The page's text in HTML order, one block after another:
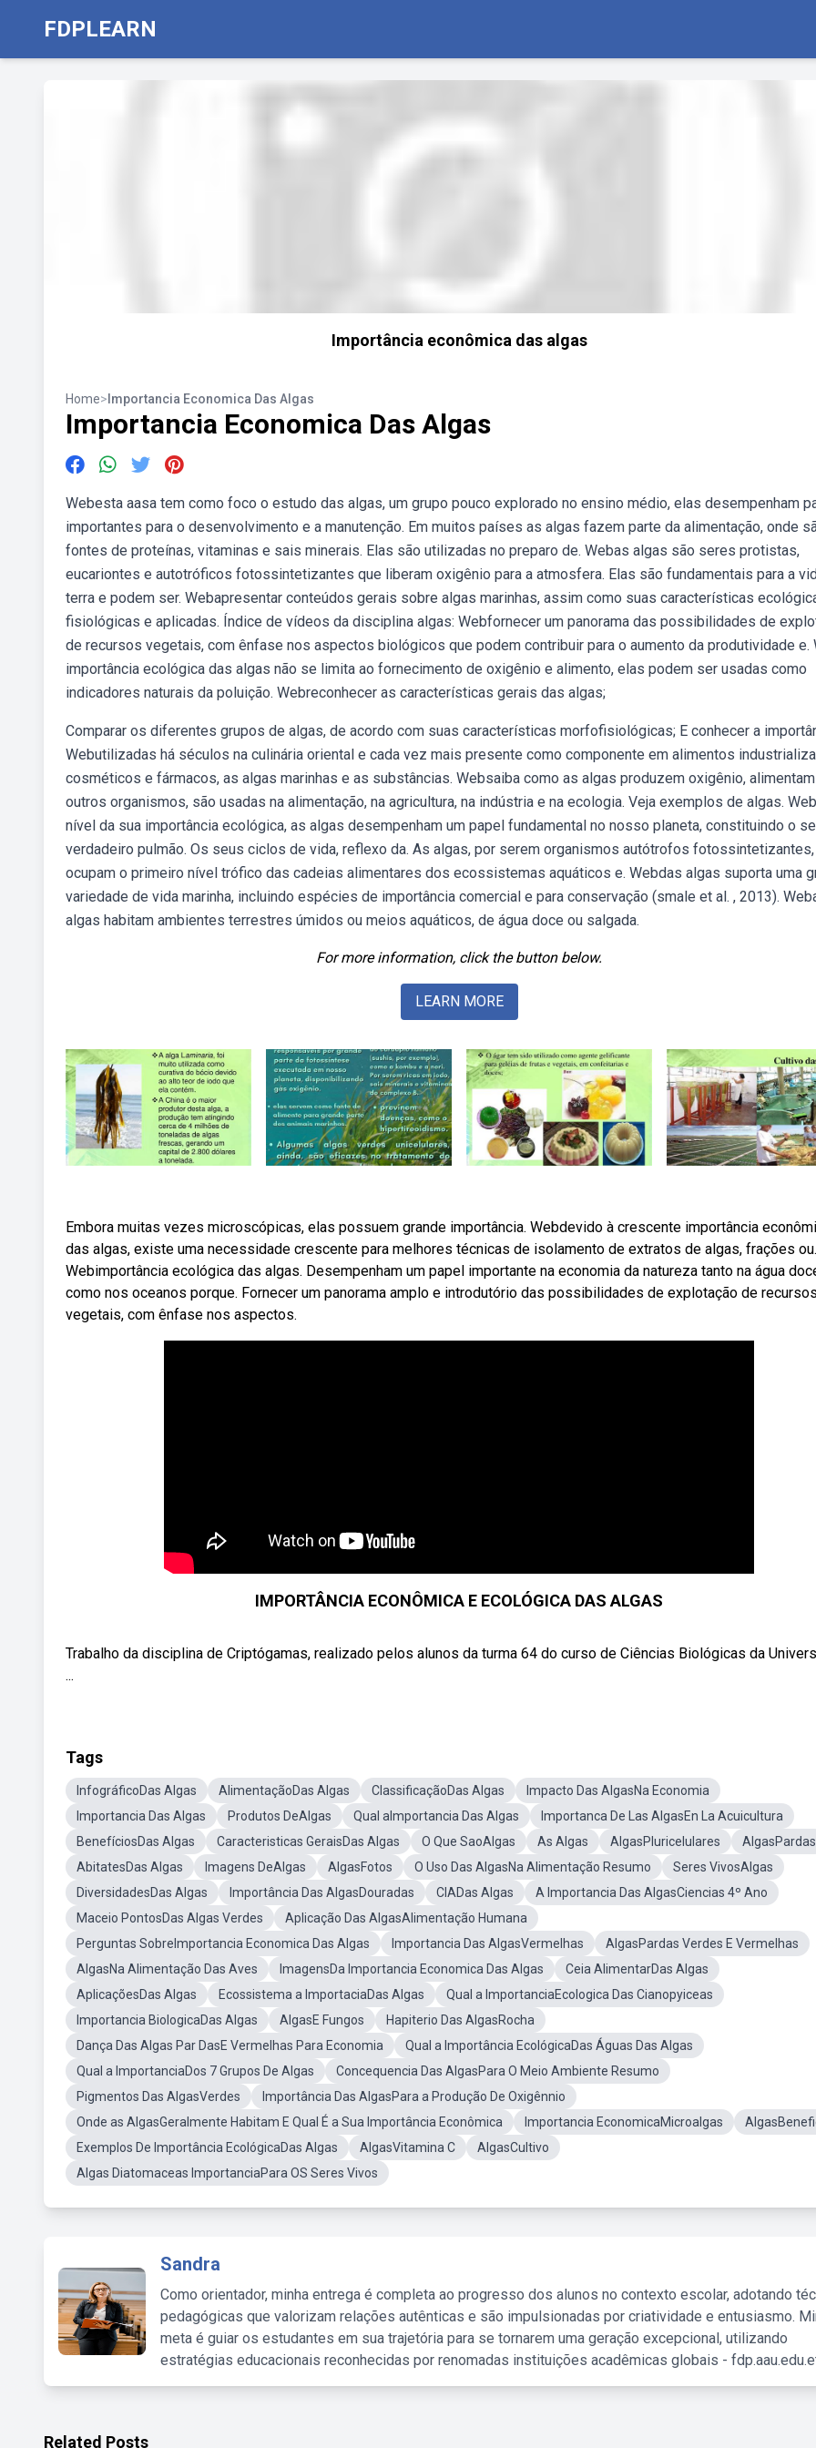
FDPLEARN
Importância econômica das algas
Home> Importancia Economica Das Algas
Importancia Economica Das Algas
Webesta aasa tem como foco o estudo das algas, um grupo pouco explorado no ensino médio, elas desempenham
importantes para o desenvolvimento e a manutenção. Em muitos países as algas fazem parte da alimentação, onde
fontes de proteínas, vitaminas e sais minerais. Elas são utilizadas no preparo de. Webas algas são seres protistas,
eucariontes e autotróficos fotossintetizantes que liberam oxigênio para a atmosfera. Elas são fundamentais para a
terra e podem ser. Webapresentar conteúdos gerais sobre algas marinhas, assim como suas características
fisiológicas e aplicadas. Índice de vídeos da disciplina algas: Webfornecer um panorama das possibilidades de
de recursos vegetais, com ênfase nos aspectos biológicos que podem contribuir para o aumento da produtividade e.
importância ecológica das algas não se limita ao fornecimento de oxigênio e alimento, elas podem ser usadas como
indicadores naturais da poluição. Webreconhecer as características gerais das algas;
Comparar os diferentes grupos de algas, de acordo com suas características morfofisiológicas; E conhecer a
Webutilizadas há séculos na culinária oriental e cada vez mais presente como componente em alimentos
cosméticos e fármacos, as algas marinhas e as substâncias. Websaiba como as algas produzem oxigênio, alimentam
outros organismos, são usadas na alimentação, na agricultura, na indústria e na ecologia. Veja exemplos de algas.
nível da sua importância ecológica, as algas desempenham um papel fundamental no nosso planeta, constituindo o
verdadeiro pulmão. Os seus ciclos de vida, reflexo da. As algas, por serem organismos autótrofos fotossintetizantes,
ocupam o primeiro nível trófico das cadeias alimentares dos ecossistemas aquáticos e. Webdas algas suporta uma
variedade de vida marinha, incluindo espécies de importância comercial e para conservação (smale et al. , 2013).
algas habitam ambientes terrestres úmidos ou meios aquáticos, de água doce ou salgada.
For more information, click the button below.
LEARN MORE
Embora muitas vezes microscópicas, elas possuem grande importância. Webdevido à crescente importância
das algas, existe uma necessidade crescente para melhores técnicas de isolamento de extratos de algas, frações ou.
Webimportância ecológica das algas. Desempenham um papel importante na economia da natureza tanto na água
como nos oceanos porque. Fornecer um panorama amplo e introdutório das possibilidades de explotação de recursos
vegetais, com ênfase nos aspectos.
IMPORTÂNCIA ECONÔMICA E ECOLÓGICA DAS ALGAS
Trabalho da disciplina de Criptógamas, realizado pelos alunos da turma 64 do curso de Ciências Biológicas da
...
Tags
InfográficoDas Algas AlimentaçãoDas Algas ClassificaçãoDas Algas
Impacto Das AlgasNa Economia
Importancia Das Algas
Produtos DeAlgas Qual aImportancia Das Algas
Importanca De Las AlgasEn La Acuicultura
BenefíciosDas Algas
Caracteristicas GeraisDas Algas O Que SaoAlgas As Algas AlgasPluricelulares
AlgasPardas
AbitatesDas Algas
Imagens DeAlgas AlgasFotos O Uso Das AlgasNa Alimentação Resumo
Seres VivosAlgas
DiversidadesDas Algas
Importância Das AlgasDouradas CIADas Algas
A Importancia Das AlgasCiencias 4º Ano
Maceio PontosDas Algas Verdes
Aplicação Das AlgasAlimentação Humana
Perguntas SobreImportancia Economica Das Algas
Importancia Das AlgasVermelhas
AlgasPardas Verdes E Vermelhas
AlgasNa Alimentação Das Aves
ImagensDa Importancia Economica Das Algas
Ceia AlimentarDas Algas
AplicaçõesDas Algas
Ecossistema a ImportaciaDas Algas
Qual a ImportanciaEcologica Das Cianopyiceas
Importancia BiologicaDas Algas
AlgasE Fungos
Hapiterio Das AlgasRocha
Dança Das Algas Par DasE Vermelhas Para Economia
Qual a Importância EcológicaDas Águas Das Algas
Qual a ImportanciaDos 7 Grupos De Algas
Concequencia Das AlgasPara O Meio Ambiente Resumo
Pigmentos Das AlgasVerdes
Importância Das AlgasPara a Produção De Oxigênnio
Onde as AlgasGeralmente Habitam E Qual É a Sua Importância Econômica
Importancia EconomicaMicroalgas
Exemplos De Importância EcológicaDas Algas
AlgasVitamina C
AlgasCultivo
Algas Diatomaceas ImportanciaPara OS Seres Vivos
Sandra
Como orientador, minha entrega é completa ao progresso dos alunos no contexto escolar, adotando
pedagógicas que valorizam relações autênticas e são impulsionadas por criatividade e entusiasmo.
meta é guiar os estudantes em sua trajetória para se tornarem uma geração excepcional, utilizando
estratégias educacionais reconhecidas por renomadas instituições acadêmicas globais -
Related Posts